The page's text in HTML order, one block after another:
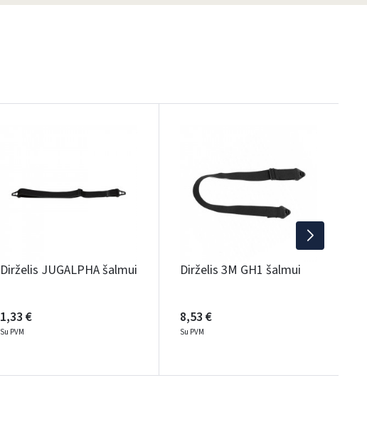
Dirželis JUGALPHA šalmui
1,33 €
Su PVM
Dirželis 3M GH1 šalmui
8,53 €
Su PVM